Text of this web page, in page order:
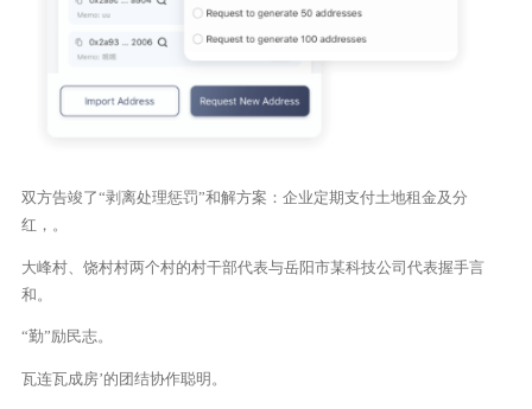
双方告竣了“剥离处理惩罚”和解方案：企业定期支付土地租金及分
红，。
大峰村、饶村村两个村的村干部代表与岳阳市某科技公司代表握手言
和。
“勤”励民志。
瓦连瓦成房’的团结协作聪明。